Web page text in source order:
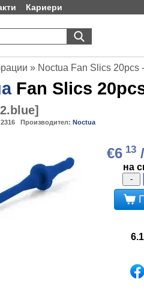
Кариери
» Noctua Fan Slics 20pcs
Fan Slics
]
2316 Производител: Noctua
€6 13
на
-